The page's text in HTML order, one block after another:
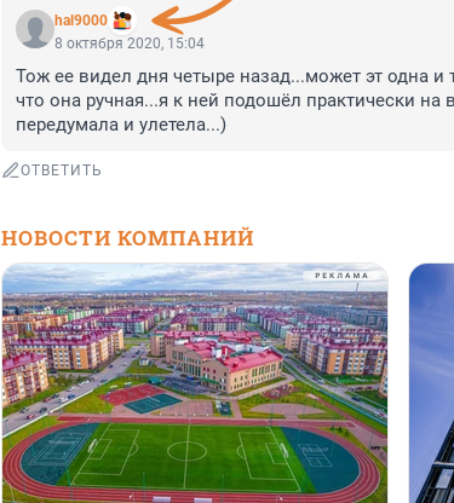
hal9000
8 октября 2020, 15:04
Тож ее видел дня четыре назад...может эт одна и
что она ручная...я к ней подошёл практически на
передумала и улетела...)
ОТВЕТИТЬ
НОВОСТИ КОМПАНИЙ